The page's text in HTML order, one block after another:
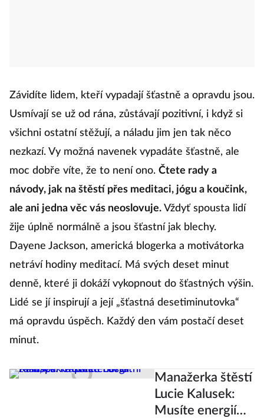
Závidíte lidem, kteří vypadají šťastně a opravdu jsou.
Usmívají se už od rána, zůstávají pozitivní, i když si
všichni ostatní stěžují, a náladu jim jen tak něco
nezkazí. Vy možná navenek vypadáte šťastně, ale
moc dobře víte, že to není ono. Čtete rady a
návody, jak na štěstí přes meditaci, jógu a koučink,
ale ani jedna věc vás neoslovuje. Vždyť spousta lidí
žije úplně normálně a jsou šťastní jak blechy.
Dayene Jackson, americká blogerka a motivátorka
netráví hodiny meditací. Má svých deset minut
denně, které ji dokáží vykopnout do šťastných výšin.
Lidé se jí inspirují a její „šťastná desetiminutovka“
má opravdu úspěch. Každý den vám postačí deset
minut.
Manažerka štěstí
Lucie Kalusek:
Musíte energií